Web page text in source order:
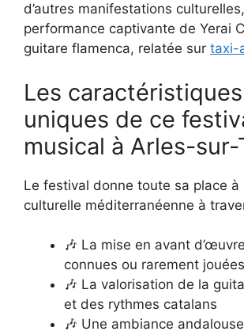
d’autres manifestations
performance captivante de Yerai
guitare flamenca, relatée sur taxi-
Les caractéristiques
uniques de ce
musical à Arles-sur-
Le festival donne toute sa place à
culturelle méditerranéenne à
🎶 La mise en avant
connues ou rarement jouées
🎶 La valorisation de la
et des rythmes catalans
🎶 Une ambiance